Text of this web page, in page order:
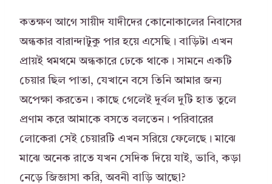
কতক্ষণ আগে সায়ীদ যাদীদের কোনোকালের নিবাসের
অন্ধকার বারান্দাটুকু পার হয়ে এসেছি। বাড়িটা এখন
প্রায়ই থমথমে অন্ধকারে ঢেকে থাকে। সামনে একটি
চেয়ার ছিল পাতা, যেখানে বসে তিনি আমার জন্য
অপেক্ষা করতেন। কাছে গেলেই দুর্বল দুটি হাত তুলে
প্রণাম করে আমাকে বসতে বলতেন। পরিবারের
লোকেরা সেই চেয়ারটি এখন সরিয়ে ফেলেছে। মাঝে
মাঝে অনেক রাতে যখন সেদিক দিয়ে যাই, ভাবি, কড়া
নেড়ে জিজ্ঞাসা করি, অবনী বাড়ি আছো?